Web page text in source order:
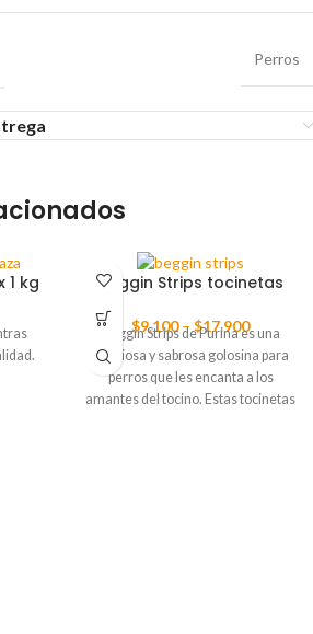
Perros
1 kg Beggin Strips tocinetas
$9.100 – $17.900
Beggin Strips de Purina es una
deliciosa y sabrosa golosina para
perros que les encanta a los
amantes del tocino. Estas tocinetas